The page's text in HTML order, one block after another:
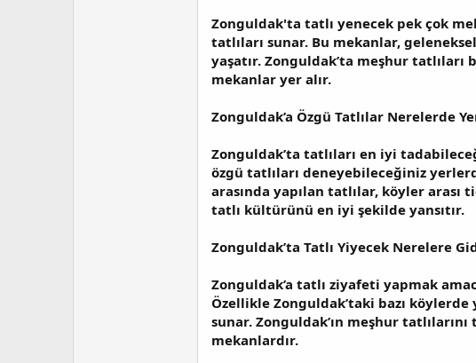
Zonguldak'ta tatlı yenecek pek çok
tatlıları sunar. Bu mekanlar,
yaşatır. Zonguldak’ta meşhur tatlıları
mekanlar yer alır.
Zonguldak’a Özgü Tatlılar Nerelerde
Zonguldak’ta tatlıları en iyi
özgü tatlıları deneyebileceğiniz
arasında yapılan tatlılar, köyler arası
tatlı kültürünü en iyi şekilde yansıtır.
Zonguldak’ta Tatlı Yiyecek Nerelere
Zonguldak’a tatlı ziyafeti yapmak
Özellikle Zonguldak’taki bazı
sunar. Zonguldak’ın meşhur
mekanlardır.